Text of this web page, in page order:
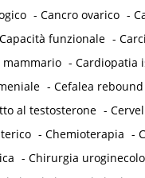
- Cancro ovarico -
Capacità funzionale -
mammario - Cardiopatia
- Cefalea rebound
al testosterone -
- Chemioterapia -
- Chirurgia